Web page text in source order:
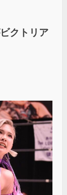
クトリア